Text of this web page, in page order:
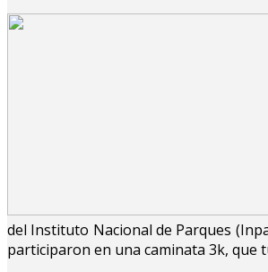
del Instituto Nacional de Parques
participaron en una caminata 3k, que